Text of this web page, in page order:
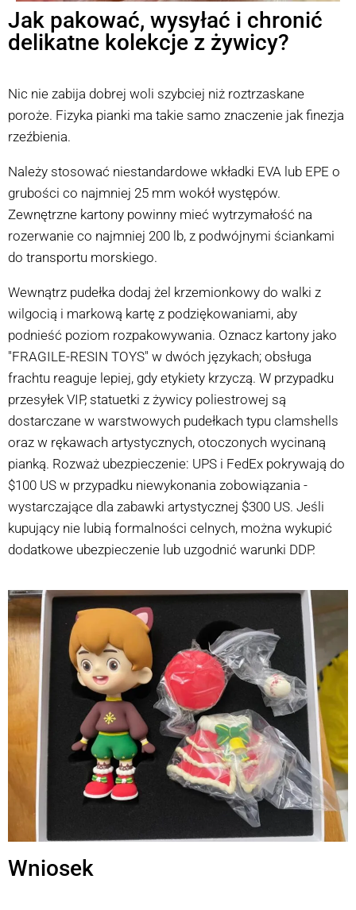
Jak pakować, wysyłać i chronić
delikatne kolekcje z żywicy?
Nic nie zabija dobrej woli szybciej niż roztrzaskane
poroże. Fizyka pianki ma takie samo znaczenie jak finezja
rzeźbienia.
Należy stosować niestandardowe wkładki EVA lub EPE o
grubości co najmniej 25 mm wokół występów.
Zewnętrzne kartony powinny mieć wytrzymałość na
rozerwanie co najmniej 200 lb, z podwójnymi ściankami
do transportu morskiego.
Wewnątrz pudełka dodaj żel krzemionkowy do walki z
wilgocią i markową kartę z podziękowaniami, aby
podnieść poziom rozpakowywania. Oznacz kartony jako
"FRAGILE-RESIN TOYS" w dwóch językach; obsługa
frachtu reaguje lepiej, gdy etykiety krzyczą. W przypadku
przesyłek VIP, statuetki z żywicy poliestrowej są
dostarczane w warstwowych pudełkach typu clamshells
oraz w rękawach artystycznych, otoczonych wycinaną
pianką. Rozważ ubezpieczenie: UPS i FedEx pokrywają do
$100 US w przypadku niewykonania zobowiązania -
wystarczające dla zabawki artystycznej $300 US. Jeśli
kupujący nie lubią formalności celnych, można wykupić
dodatkowe ubezpieczenie lub uzgodnić warunki DDP.
Wniosek